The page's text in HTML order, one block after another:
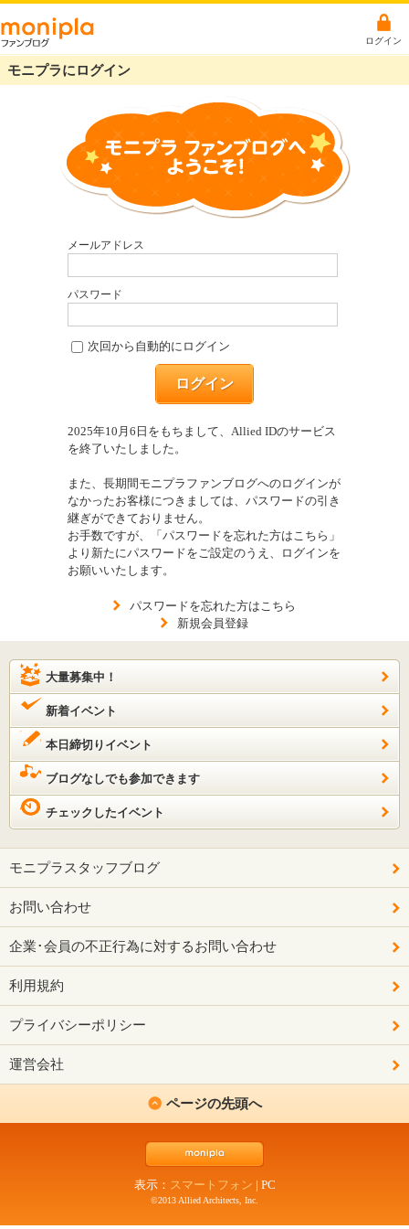
ログイン
モニプラにログイン
メールアドレス
パスワード
次回から自動的にログイン
ログイン
2025年10月6日をもちまして、Allied IDのサービス
を終了いたしました。
また、長期間モニプラファンブログへのログインが
なかったお客様につきましては、パスワードの引き
継ぎができておりません。
お手数ですが、「パスワードを忘れた方はこちら」
より新たにパスワードをご設定のうえ、ログインを
お願いいたします。
パスワードを忘れた方はこちら
新規会員登録
大量募集中！
新着イベント
本日締切りイベント
ブログなしでも参加できます
チェックしたイベント
モニプラスタッフブログ
お問い合わせ
企業･会員の不正行為に対するお問い合わせ
利用規約
プライバシーポリシー
運営会社
ページの先頭へ
表示： スマートフォン | PC
©2013 Allied Architects, Inc.